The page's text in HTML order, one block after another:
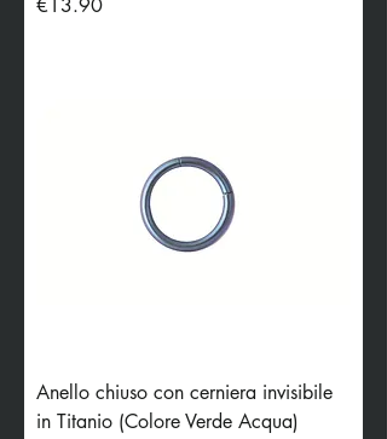
€13.90
Anello chiuso con cerniera invisibile
in Titanio (Colore Verde Acqua)